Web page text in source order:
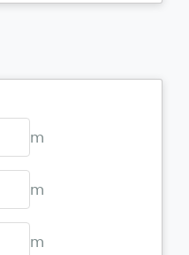
m
m
m